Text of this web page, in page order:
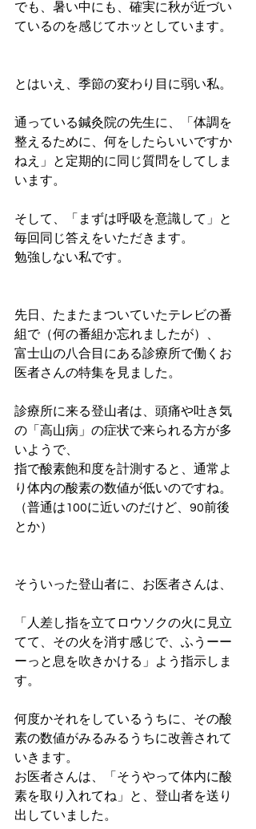
でも、暑い中にも、確実に秋が近づい
ているのを感じてホッとしています。
とはいえ、季節の変わり目に弱い私。
通っている鍼灸院の先生に、「体調を
整えるために、何をしたらいいですか
ねえ」と定期的に同じ質問をしてしま
います。
そして、「まずは呼吸を意識して」と
毎回同じ答えをいただきます。
勉強しない私です。
先日、たまたまついていたテレビの番
組で（何の番組か忘れましたが）、
富士山の八合目にある診療所で働くお
医者さんの特集を見ました。
診療所に来る登山者は、頭痛や吐き気
の「高山病」の症状で来られる方が多
いようで、
指で酸素飽和度を計測すると、通常よ
り体内の酸素の数値が低いのですね。
（普通は100に近いのだけど、90前後
とか）
そういった登山者に、お医者さんは、
「人差し指を立てロウソクの火に見立
てて、その火を消す感じで、ふうーー
ーっと息を吹きかける」よう指示しま
す。
何度かそれをしているうちに、その酸
素の数値がみるみるうちに改善されて
いきます。
お医者さんは、「そうやって体内に酸
素を取り入れてね」と、登山者を送り
出していました。